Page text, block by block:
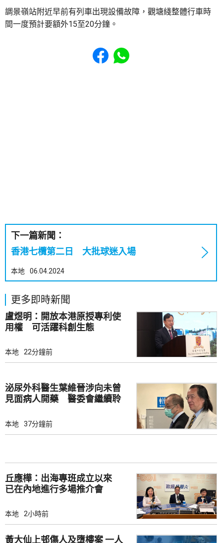
調景嶺站附近早前有列車出現設備故障，觀塘綫整體行車時
間一度預計要額外15至20分鐘。
Share to Facebook
Share to WhatsApp
下一篇新聞：
香港七欖第二日 大批球迷入場
本地 06.04.2024
更多即時新聞
盧煜明：開放本港原授專利使
用權 可活躍科創生態
本地 22分鐘前
泌尿外科醫生葉維晉涉向未曾
見面病人開藥 醫委會繼續聆
本地 37分鐘前
丘應樺：出海專班成立以來
已在內地進行多場推介會
本地 2小時前
黃大仙上邨傷人及墮樓案 一人